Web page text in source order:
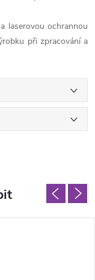
laserovou ochrannou
při zpracování a